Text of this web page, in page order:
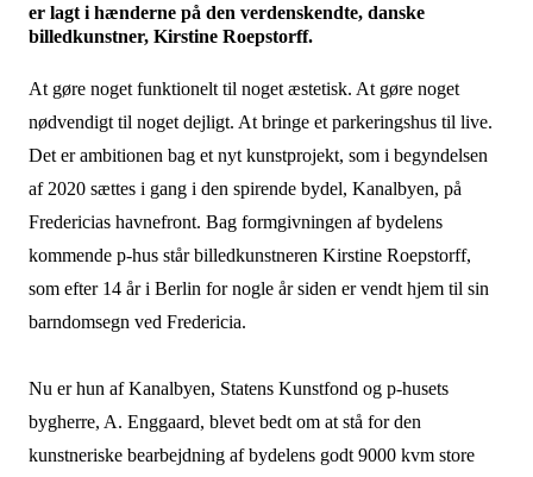
er lagt i hænderne på den verdenskendte, danske
billedkunstner, Kirstine Roepstorff.
At gøre noget funktionelt til noget æstetisk. At gøre noget
nødvendigt til noget dejligt. At bringe et parkeringshus til live.
Det er ambitionen bag et nyt kunstprojekt, som i begyndelsen
af 2020 sættes i gang i den spirende bydel, Kanalbyen, på
Fredericias havnefront. Bag formgivningen af bydelens
kommende p-hus står billedkunstneren Kirstine Roepstorff,
som efter 14 år i Berlin for nogle år siden er vendt hjem til sin
barndomsegn ved Fredericia.
Nu er hun af Kanalbyen, Statens Kunstfond og p-husets
bygherre, A. Enggaard, blevet bedt om at stå for den
kunstneriske bearbejdning af bydelens godt 9000 kvm store